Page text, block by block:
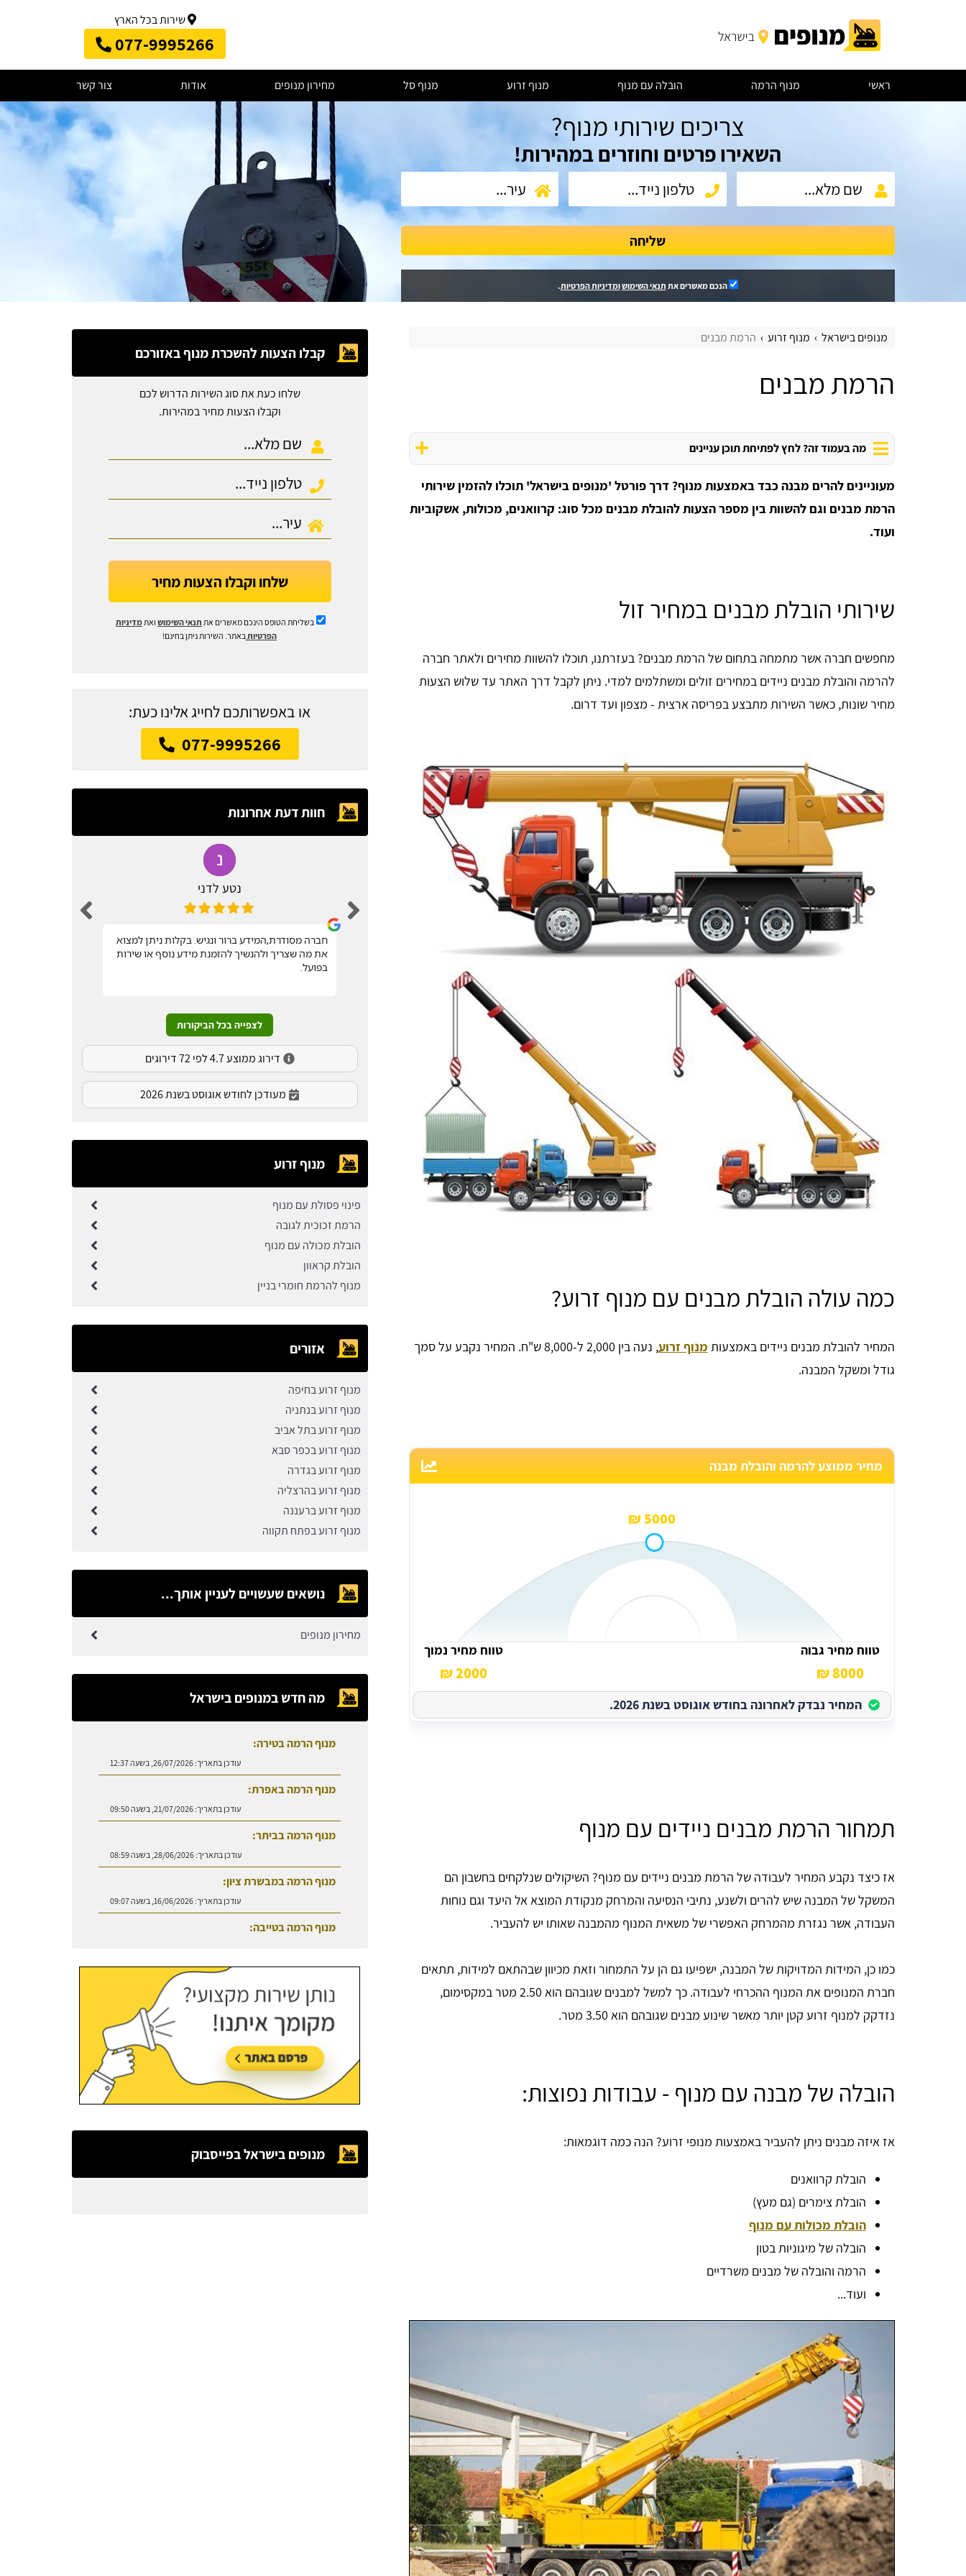
שירות בכל הארץ
077-9995266
ראשי מנוף הרמה הובלה עם מנוף מנוף זרוע מנוף סל מחירון מנופים אודות צור קשר
צריכים שירותי מנוף?
השאירו פרטים וחוזרים במהירות!
שליחה
הנכם מאשרים את תנאי השימושומדיניות הפרטיות.
מנופים בישראל מנוף זרוע הרמת מבנים
הרמת מבנים
מה בעמוד זה? לחץ לפתיחת תוכן עניינים
מעוניינים להרים מבנה כבד באמצעות מנוף? דרך פורטל 'מנופים בישראל' תוכלו להזמין שירותי
הרמת מבנים וגם להשוות בין מספר הצעות להובלת מבנים מכל סוג: קרוואנים, מכולות, אשקוביות
ועוד.
שירותי הובלת מבנים במחיר זול
מחפשים חברה אשר מתמחה בתחום של הרמת מבנים? בעזרתנו, תוכלו להשוות מחירים ולאתר חברה
להרמה והובלת מבנים ניידים במחירים זולים ומשתלמים למדי. ניתן לקבל דרך האתר עד שלוש הצעות
מחיר שונות, כאשר השירות מתבצע בפריסה ארצית - מצפון ועד דרום.
כמה עולה הובלת מבנים עם מנוף זרוע?
המחיר להובלת מבנים ניידים באמצעות מנוף זרוע
, נעה בין 2,000 ל-8,000 ש"ח. המחיר נקבע על סמך
גודל ומשקל המבנה.
מחיר ממוצע להרמה והובלת מבנה
5000 ₪
טווח מחיר גבוה
8000 ₪
טווח מחיר נמוך
2000 ₪
המחיר נבדק לאחרונה בחודש אוגוסט בשנת 2026.
תמחור הרמת מבנים ניידים עם מנוף
אז כיצד נקבע המחיר לעבודה של הרמת מבנים ניידים עם מנוף? השיקולים שנלקחים בחשבון הם
המשקל של המבנה שיש להרים ולשנע, נתיבי הנסיעה והמרחק מנקודת המוצא אל היעד וגם נוחות
העבודה, אשר נגזרת מהמרחק האפשרי של משאית המנוף מהמבנה שאותו יש להעביר.
כמו כן, המידות המדויקות של המבנה, ישפיעו גם הן על התמחור וזאת מכיוון שבהתאם למידות, תתאים
חברת המנופים את המנוף ההכרחי לעבודה. כך למשל למבנים שגובהם הוא 2.50 מטר במקסימום,
נזדקק למנוף זרוע קטן יותר מאשר שינוע מבנים שגובהם הוא 3.50 מטר.
הובלה של מבנה עם מנוף - עבודות נפוצות:
אז איזה מבנים ניתן להעביר באמצעות מנופי זרוע? הנה כמה דוגמאות:
הובלת קרוואנים
הובלת צימרים (גם מעץ)
הובלת מכולות עם מנוף
הובלה של מיגוניות בטון
הרמה והובלה של מבנים משרדיים
ועוד...
קבלו הצעות להשכרת מנוף באזורכם
שלחו כעת את סוג השירות הדרוש לכם
וקבלו הצעות מחיר במהירות.
שלחו וקבלו הצעות מחיר
בשליחת הטופס הינכם מאשרים את תנאי השימושואתמדיניות
הפרטיותבאתר. השירות ניתן בחינם!
או באפשרותכם לחייג אלינו כעת:
077-9995266
חוות דעת אחרונות
נטע לדני
חברה מסודרת,המידע ברור ונגיש. בקלות ניתן למצוא
את מה שצריך ולהנשיך להזמנת מידע נוסף או שירות
בפועל.
eran kalaora
אחלה אתר, הזמנתי דרכם מנוף סל לגיזום העץ. תודה
רבה
Bar Or
אחלה אתר, יעיל ביותר
לצפייה בכל הביקורות
דירוג ממוצע 4.7 לפי 72 דירוגים
מעודכן לחודש אוגוסט בשנת 2026
מנוף זרוע
פינוי פסולת עם מנוף
הרמת זכוכית לגובה
הובלת מכולה עם מנוף
הובלת קראוון
מנוף להרמת חומרי בניין
אזורים
מנוף זרוע בחיפה
מנוף זרוע בנתניה
מנוף זרוע בתל אביב
מנוף זרוע בכפר סבא
מנוף זרוע בגדרה
מנוף זרוע בהרצליה
מנוף זרוע ברעננה
מנוף זרוע בפתח תקווה
נושאים שעשויים לעניין אותך...
מחירון מנופים
מה חדש במנופים בישראל
מנוף הרמה בטירה:
עודכן בתאריך:26/07/2026, בשעה 12:37
מנוף הרמה באפרת:
עודכן בתאריך:21/07/2026, בשעה 09:50
מנוף הרמה בביתר:
עודכן בתאריך:28/06/2026, בשעה 08:59
מנוף הרמה במבשרת ציון:
עודכן בתאריך:16/06/2026, בשעה 09:07
מנוף הרמה בטייבה:
מנופים בישראל בפייסבוק